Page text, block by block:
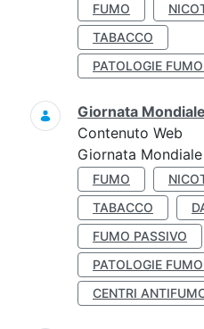
FUMO
TABACCO
PATOLOGIE
Giornata
Contenuto Web
Giornata
FUMO
TABACCO
FUMO PASSIVO
PATOLOGIE
CENTRI